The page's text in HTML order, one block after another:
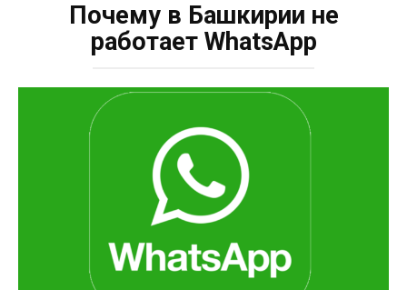
Почему в Башкирии не
работает WhatsApp